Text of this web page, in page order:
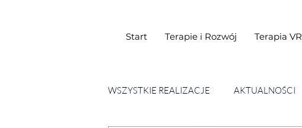
Start Terapie i Rozwój Terapia VR
WSZYSTKIE REALIZACJE AKTUALNOŚCI